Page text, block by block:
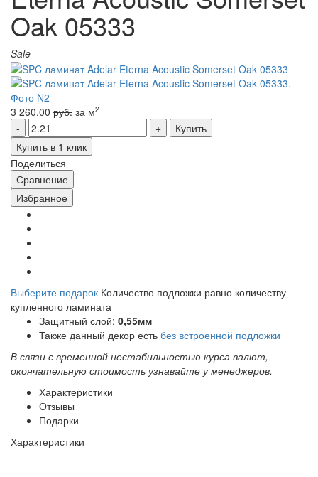
Oak 05333
Sale
3 260.00 руб. за м2
Купить
Купить в 1 клик
Поделиться
Сравнение
Избранное
Выберите подарок Количество подложки равно количеству
купленного ламината
Защитный слой: 0,55мм
Также данный декор есть без встроенной подложки
В связи с временной нестабильностью курса валют,
окончательную стоимость узнавайте у менеджеров.
Характеристики
Отзывы
Подарки
Характеристики